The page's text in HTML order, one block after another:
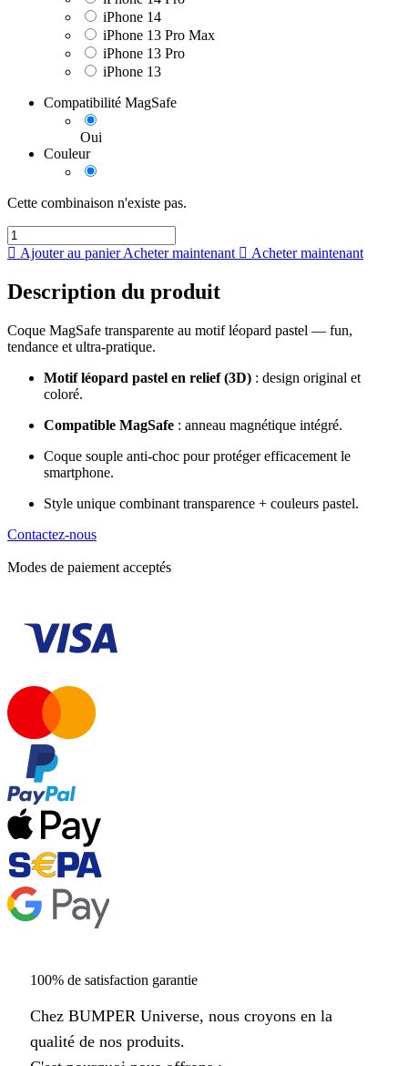
iPhone 14
iPhone 13 Pro Max
iPhone 13 Pro
iPhone 13
Compatibilité MagSafe
Oui
Couleur
Cette combinaison n'existe pas.
Ajouter au panierAcheter maintenant Acheter maintenant
Description du produit
Coque MagSafe transparente au motif léopard pastel — fun,
tendance et ultra-pratique.
Motif léopard pastel en relief (3D) : design original et
coloré.
Compatible MagSafe : anneau magnétique intégré.
Coque souple anti-choc pour protéger efficacement le
smartphone.
Style unique combinant transparence + couleurs pastel.
Contactez-nous
Modes de paiement acceptés
100% de satisfaction garantie
Chez BUMPER Universe, nous croyons en la
qualité de nos produits.